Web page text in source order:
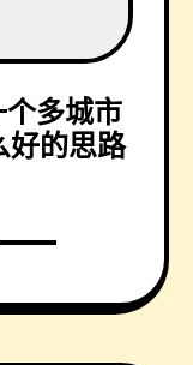
多城市
好的思路